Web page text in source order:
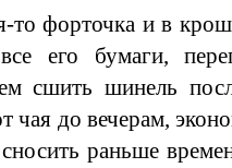
то форточка и в
его бумаги,
сшить шинель
чая до вечерам,
раньше